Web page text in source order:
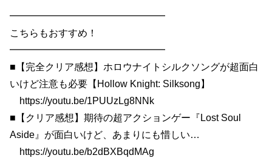
━━━━━━━━━━━━━━━━
こちらもおすすめ！
━━━━━━━━━━━━━━━━
■【完全クリア感想】ホロウナイトシルクソングが超面白
いけど注意も必要【Hollow Knight: Silksong】
https://youtu.be/1PUUzLg8NNk
■【クリア感想】期待の超アクションゲー『Lost Soul
Aside』が面白いけど、あまりにも惜しい…
https://youtu.be/b2dBXBqdMAg